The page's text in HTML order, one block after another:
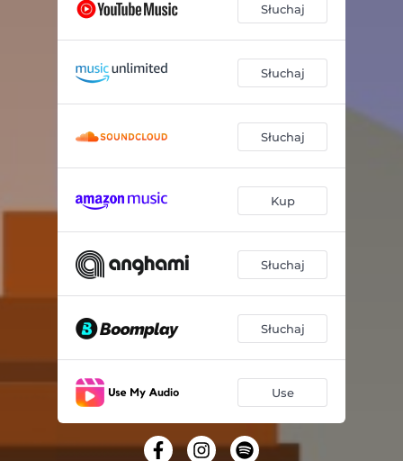
Słuchaj
Słuchaj
Słuchaj
Kup
Słuchaj
Słuchaj
Use